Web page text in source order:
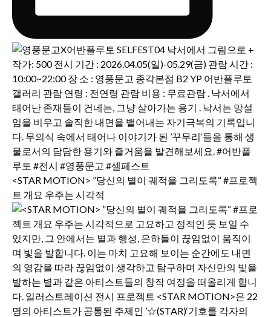
<STAR MOTION> ”당신의 별이 궤적을 그리도록“ #프로젝
트 개요 우주는 시각적